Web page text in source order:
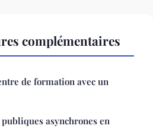
complémentaires
de formation avec un
asynchrones en